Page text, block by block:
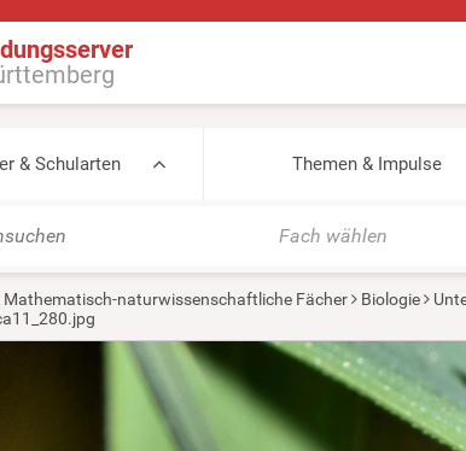
& Schularten Themen & Impulse
Fach wählen
Mathematisch-naturwissenschaftliche Fächer Biologie